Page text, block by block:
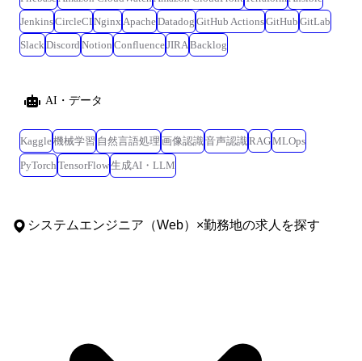
JenkinsCircleCINginx ApacheDatadog GitHub ActionsGitHub GitLab
SlackDiscord Notion ConfluenceJIRABacklog
AI・データ
Kaggle機械学習 自然言語処理 画像認識音声認識RAGMLOps
PyTorch TensorFlow生成AI・LLM
システムエンジニア（Web） ×勤務地の求人を探す